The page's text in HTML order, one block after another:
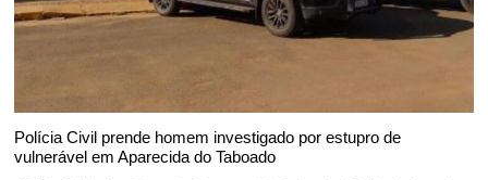
Polícia Civil prende homem investigado por estupro de
vulnerável em Aparecida do Taboado